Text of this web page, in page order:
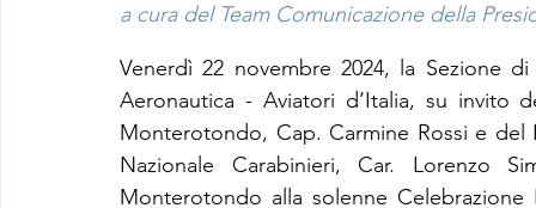
a cura del Team Comunicazione della
Venerdì 22 novembre 2024, la Sezione
Aeronautica - Aviatori d’Italia, su invito
Monterotondo, Cap. Carmine Rossi e del
Nazionale Carabinieri, Car. Lorenzo
Monterotondo alla solenne